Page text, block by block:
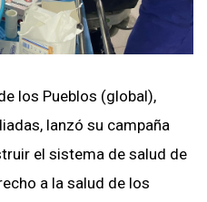
los Pueblos (global),
lanzó su campaña
el sistema de salud de
a la salud de los